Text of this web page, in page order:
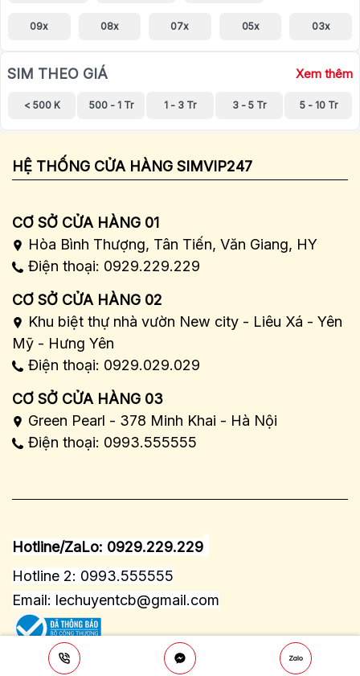
09x 08x 07x 05x 03x
SIM THEO GIÁ Xem thêm
< 500 K 500 - 1 Tr 1 - 3 Tr 3 - 5 Tr 5 - 10 Tr
HỆ THỐNG CỬA HÀNG SIMVIP247
CƠ SỞ CỬA HÀNG 01
Hòa Bình Thượng, Tân Tiến, Văn Giang, HY
Điện thoại: 0929.229.229
CƠ SỞ CỬA HÀNG 02
Khu biệt thự nhà vườn New city - Liêu Xá - Yên
Mỹ - Hưng Yên
Điện thoại: 0929.029.029
CƠ SỞ CỬA HÀNG 03
Green Pearl - 378 Minh Khai - Hà Nội
Điện thoại: 0993.555555
Hotline/ZaLo: 0929.229.229
Hotline 2: 0993.555555
Email: lechuyentcb@gmail.com